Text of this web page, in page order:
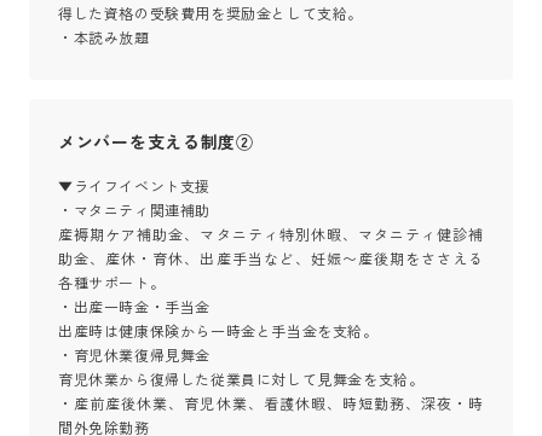
得した資格の受験費用を奨励金として支給。
・本読み放題
メンバーを支える制度②
▼ライフイベント支援
・マタニティ関連補助
産褥期ケア補助金、マタニティ特別休暇、マタニティ健診補
助金、産休・育休、出産手当など、妊娠〜産後期をささえる
各種サポート。
・出産一時金・手当金
出産時は健康保険から一時金と手当金を支給。
・育児休業復帰見舞金
育児休業から復帰した従業員に対して見舞金を支給。
・産前産後休業、育児休業、看護休暇、時短勤務、深夜・時
間外免除勤務